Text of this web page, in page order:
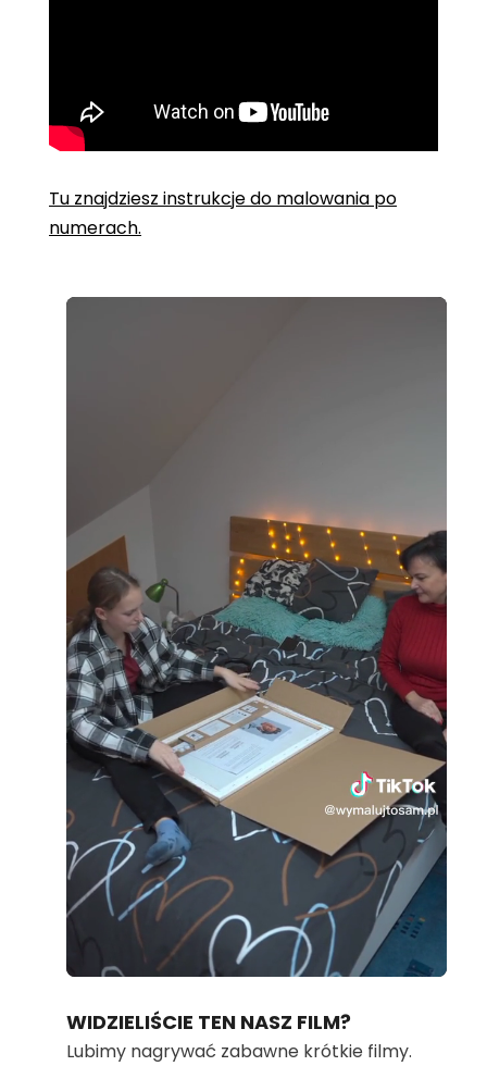
Tu znajdziesz instrukcje do malowania po
numerach.
Unmute Loaded
80.40%
WIDZIELIŚCIE TEN NASZ FILM?
Lubimy nagrywać zabawne krótkie filmy.